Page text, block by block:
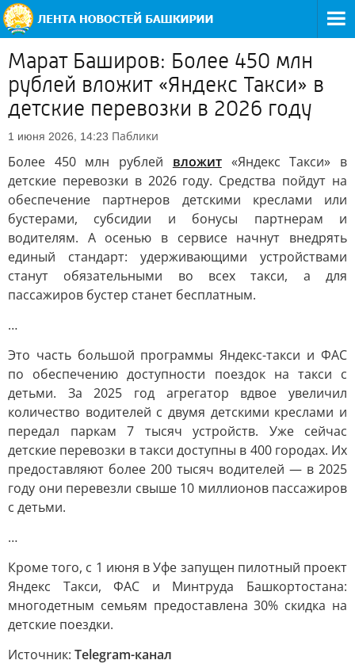
Марат Баширов: Более 450 млн
рублей вложит «Яндекс Такси» в
детские перевозки в 2026 году
1 июня 2026, 14:23 Паблики
Более 450 млн рублей вложит«Яндекс Такси» в
детские перевозки в 2026 году. Средства пойдут на
обеспечение партнеров детскими креслами или
бустерами, субсидии и бонусы партнерам и
водителям. А осенью в сервисе начнут внедрять
единый стандарт: удерживающими устройствами
станут обязательными во всех такси, а для
пассажиров бустер станет бесплатным.
…
Это часть большой программы Яндекс-такси и ФАС
по обеспечению доступности поездок на такси с
детьми. За 2025 год агрегатор вдвое увеличил
количество водителей с двумя детскими креслами и
передал паркам 7 тысяч устройств. Уже сейчас
детские перевозки в такси доступны в 400 городах. Их
предоставляют более 200 тысяч водителей — в 2025
году они перевезли свыше 10 миллионов пассажиров
с детьми.
…
Кроме того, с 1 июня в Уфе запущен пилотный проект
Яндекс Такси, ФАС и Минтруда Башкортостана:
многодетным семьям предоставлена 30% скидка на
детские поездки.
Источник: Telegram-канал